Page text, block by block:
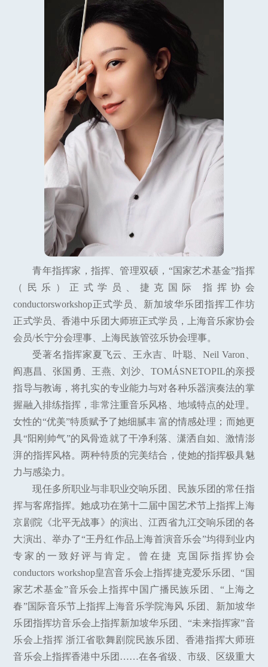
青年指挥家，指挥、管理双硕，“国家艺术基金”指挥
（民乐）正式学员、捷克国际 指挥协会
conductorsworkshop正式学员、新加坡华乐团指挥工作坊
正式学员、香港中乐团大师班正式学员，上海音乐家协会
会员/长宁分会理事、上海民族管弦乐协会理事。
受著名指挥家夏飞云、王永吉、叶聪、Neil Varon、
阎惠昌、张国勇、王燕、刘沙、TOMÁSNETOPIL的亲授
指导与教诲，将扎实的专业能力与对各种乐器演奏法的掌
握融入排练指挥，非常注重音乐风格、地域特点的处理。
女性的“优美”特质赋予了她细腻丰 富的情感处理；而她更
具“阳刚帅气”的风骨造就了干净利落、潇洒自如、激情澎
湃的指挥风格。两种特质的完美结合，使她的指挥极具魅
力与感染力。
现任多所职业与非职业交响乐团、民族乐团的常任指
挥与客席指挥。她成功在第十二届中国艺术节上指挥上海
京剧院《北平无战事》的演出、江西省九江交响乐团的各
大演出、举办了“王丹红作品上海首演音乐会”均得到业内
专家的一致好评与肯定。曾在捷 克国际指挥协会
conductors workshop皇宫音乐会上指挥捷克爱乐乐团、“国
家艺术基金”音乐会上指挥中国广播民族乐团、“上海之
春”国际音乐节上指挥上海音乐学院海风 乐团、新加坡华
乐团指挥坊音乐会上指挥新加坡华乐团、“未来指挥家”音
乐会上指挥 浙江省歌舞剧院民族乐团、香港指挥大师班
音乐会上指挥香港中乐团……在各省级、市级、区级重大